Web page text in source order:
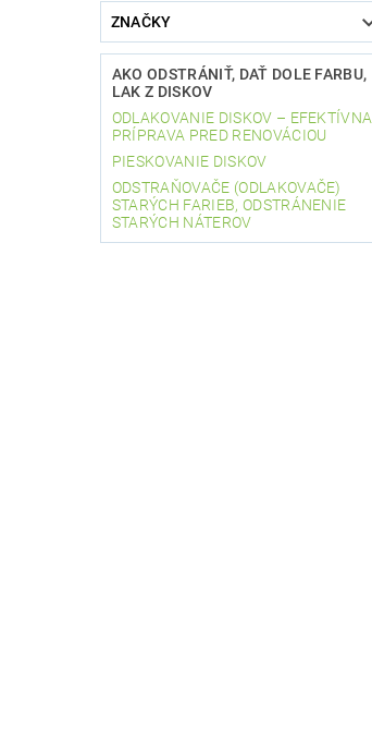
ZNAČKY
AKO ODSTRÁNIŤ, DAŤ DOLE FARBU,
LAK Z DISKOV
ODLAKOVANIE DISKOV – EFEKTÍVNA
PRÍPRAVA PRED RENOVÁCIOU
PIESKOVANIE DISKOV
ODSTRAŇOVAČE (ODLAKOVAČE)
STARÝCH FARIEB, ODSTRÁNENIE
STARÝCH NÁTEROV